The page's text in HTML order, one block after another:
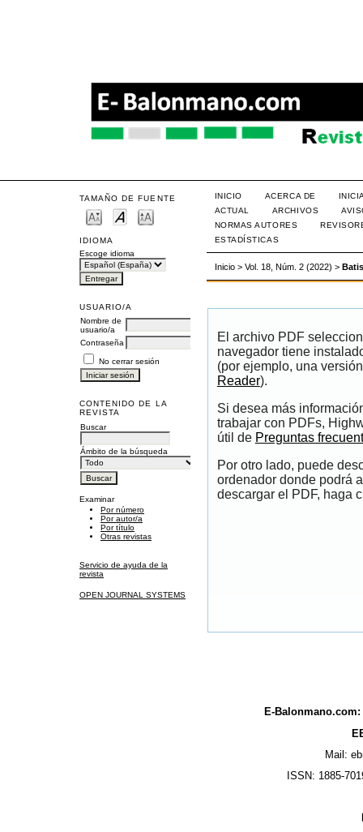
TAMAÑO DE FUENTE
IDIOMA
Escoge idioma
USUARIO/A
Nombre de
usuario/a
Contraseña
No cerrar sesión
CONTENIDO DE LA
REVISTA
Buscar
Ámbito de la búsqueda
Examinar
Por número
Por autor/a
Por título
Otras revistas
Servicio de ayuda de la
revista
OPEN JOURNAL SYSTEMS
INICIO ACERCA DE
ACTUAL
ARCHIVOS
NORMAS AUTORES
ESTADÍSTICAS
Inicio> Vol. 18, Núm. 2 (2022) >
El archivo PDF
navegador tiene
(por ejemplo, una
Reader).
Si desea más
trabajar con PDFs,
útil de Preguntas
Por otro lado, puede
ordenador donde podrá
descargar el PDF, haga
E-
Mail:
ISSN: 1885-